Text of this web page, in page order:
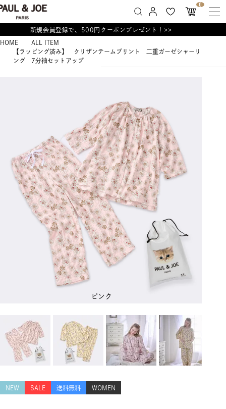
0
新規会員登録で、500円クーポンプレゼント！>>
HOME
ALL ITEM
【ラッピング済み】 クリザンテームプリント 二重ガーゼシャーリ
ング 7分袖セットアップ
ピンク
NEW SALE 送料無料 WOMEN